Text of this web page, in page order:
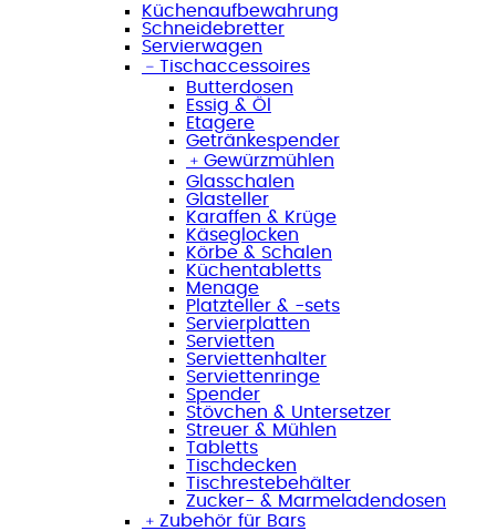
Küchenaufbewahrung
Schneidebretter
Servierwagen
﹣ Tischaccessoires
Butterdosen
Essig & Öl
Etagere
Getränkespender
﹢ Gewürzmühlen
Glasschalen
Glasteller
Karaffen & Krüge
Käseglocken
Körbe & Schalen
Küchentabletts
Menage
Platzteller & -sets
Servierplatten
Servietten
Serviettenhalter
Serviettenringe
Spender
Stövchen & Untersetzer
Streuer & Mühlen
Tabletts
Tischdecken
Tischrestebehälter
Zucker- & Marmeladendosen
﹢ Zubehör für Bars